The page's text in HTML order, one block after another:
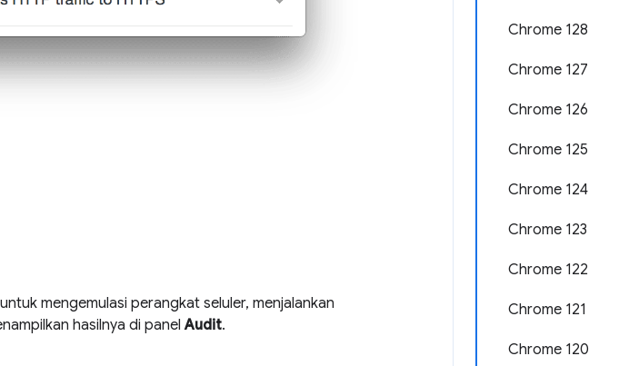
Chrome 128
Chrome 127
Chrome 126
Chrome 125
Chrome 124
Chrome 123
Chrome 122
Chrome 121
Chrome 120
mengemulasi perangkat seluler, menjalankan
hasilnya di panelAudit.